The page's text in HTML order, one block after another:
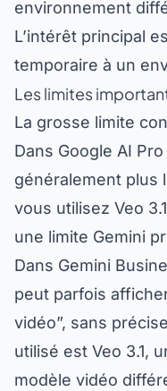
L’intérêt principal
temporaire à un
Les limites
La grosse limite
Dans Google AI
généralement
vous utilisez Veo
une limite Gemini
Dans Gemini
peut parfois
vidéo”, sans
utilisé est Veo 3.1,
modèle vidéo